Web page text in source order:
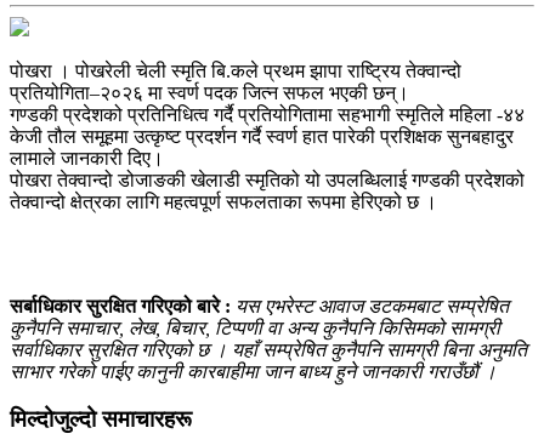
पोखरा । पोखरेली चेली स्मृति बि.कले प्रथम झापा राष्ट्रिय तेक्वान्दो
प्रतियोगिता–२०२६ मा स्वर्ण पदक जित्न सफल भएकी छन्।
गण्डकी प्रदेशको प्रतिनिधित्व गर्दै प्रतियोगितामा सहभागी स्मृतिले महिला -४४
केजी तौल समूहमा उत्कृष्ट प्रदर्शन गर्दै स्वर्ण हात पारेकी प्रशिक्षक सुनबहादुर
लामाले जानकारी दिए।
पोखरा तेक्वान्दो डोजाङकी खेलाडी स्मृतिको यो उपलब्धिलाई गण्डकी प्रदेशको
तेक्वान्दो क्षेत्रका लागि महत्वपूर्ण सफलताका रूपमा हेरिएको छ ।
सर्बाधिकार सुरक्षित गरिएको बारे : यस एभरेस्ट आवाज डटकमबाट सम्प्रेषित
कुनैपनि समाचार, लेख, बिचार, टिप्पणी वा अन्य कुनैपनि किसिमको सामग्री
सर्वाधिकार सुरक्षित गरिएको छ । यहाँ सम्प्रेषित कुनैपनि सामग्री बिना अनुमति
साभार गरेको पाईए कानुनी कारबाहीमा जान बाध्य हुने जानकारी गराउँछौं ।
मिल्दोजुल्दो समाचारहरू